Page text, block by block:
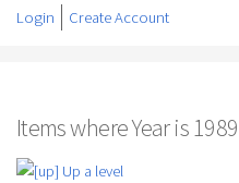
Login Create Account
Items where Year is 1989
Up a level